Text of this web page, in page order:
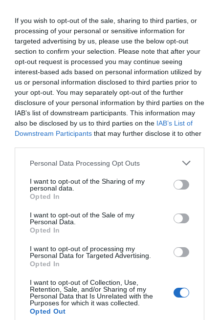
If you wish to opt-out of the sale, sharing to third parties, or
processing of your personal or sensitive information for
targeted advertising by us, please use the below opt-out
section to confirm your selection. Please note that after your
opt-out request is processed you may continue seeing
interest-based ads based on personal information utilized by
us or personal information disclosed to third parties prior to
your opt-out. You may separately opt-out of the further
disclosure of your personal information by third parties on the
IAB’s list of downstream participants. This information may
also be disclosed by us to third parties on the IAB’s List of
Downstream Participants that may further disclose it to other
Personal Data Processing Opt Outs
I want to opt-out of the Sharing of my
personal data.
Opted In
I want to opt-out of the Sale of my
Personal Data.
Opted In
I want to opt-out of processing my
Personal Data for Targeted Advertising.
Opted In
I want to opt-out of Collection, Use,
Retention, Sale, and/or Sharing of my
Personal Data that Is Unrelated with the
Purposes for which it was collected.
Opted Out
Índex2P
Juventus FC
Más allá de la situación de esta campaña, la
Juventus afronta la temporada después de registrar
unas pérdidas récord de 210 millones en 2020-2021
tras facturar un 16% menos. En este escenario, la
familia Agnelli decidió devaluar un 11,4% su
participación en el club.
Su holding, Exor, ha depreciado su paquete del
63,8% en el club de la Serie A, que valoró entonces -
septiembre de 2021- en 612 millones de euros, en línea
con su cotización.
“Los fondos propios del grupo a 31
de diciembre de 2021 ascienden a 303,4 millones de
euros , lo que supone un aumento significativo en
comparación con el saldo de 28,4 millones de euros a
Añadir 2Playbookcomo fuente preferida de Google
de forma gratuita
Mantente informado con las últimas noticias de actualidad.